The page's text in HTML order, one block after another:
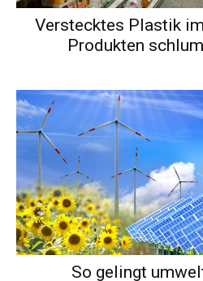
Verstecktes Plastik
Produkten
So gelingt